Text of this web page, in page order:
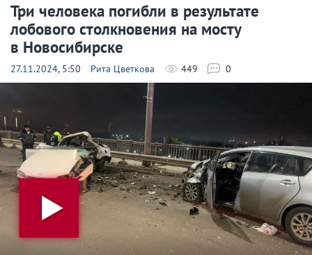
Три человека погибли в результате
лобового столкновения на мосту
в Новосибирске
27.11.2024, 5:50 Рита Цветкова 449 0